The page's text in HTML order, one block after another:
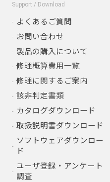
Support / Download
よくあるご質問
お問い合わせ
製品の購入について
修理概算費用一覧
修理に関するご案内
該非判定書類
カタログダウンロード
取扱説明書ダウンロード
ソフトウェアダウンロー
ド
ユーザ登録・アンケート
調査